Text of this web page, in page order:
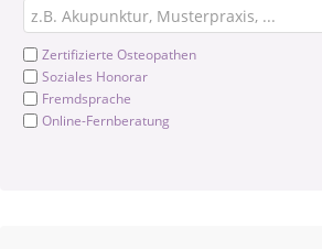
Zertifizierte Osteopathen
Soziales Honorar
Fremdsprache
Online-Fernberatung